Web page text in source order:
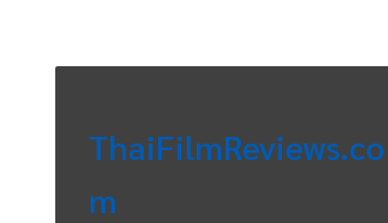
ThaiFilmReviews.co
m